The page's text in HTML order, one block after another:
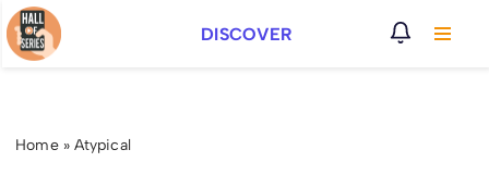
Vai
DISCOVER
Home» Atypical